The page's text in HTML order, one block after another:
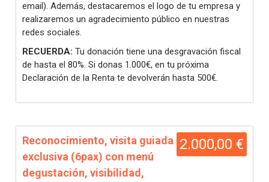
email). Además, destacaremos el logo de tu empresa y
realizaremos un agradecimiento público en nuestras
redes sociales.
RECUERDA: Tu donación tiene una desgravación fiscal
de hasta el 80%. Si donas 1.000€, en tu próxima
Declaración de la Renta te devolverán hasta 500€.
2.000,00 €
Reconocimiento, visita guiada
exclusiva (6pax) con menú
degustación, visibilidad,